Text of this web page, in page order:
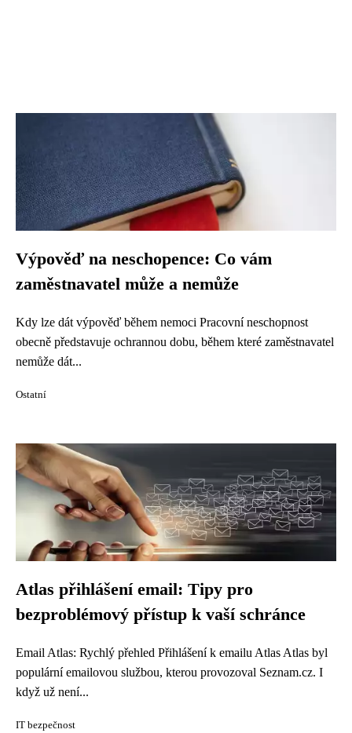
Výpověď na neschopence: Co vám
zaměstnavatel může a nemůže
Kdy lze dát výpověď během nemoci Pracovní neschopnost
obecně představuje ochrannou dobu, během které zaměstnavatel
nemůže dát...
Ostatní
Atlas přihlášení email: Tipy pro
bezproblémový přístup k vaší schránce
Email Atlas: Rychlý přehled Přihlášení k emailu Atlas Atlas byl
populární emailovou službou, kterou provozoval Seznam.cz. I
když už není...
IT bezpečnost